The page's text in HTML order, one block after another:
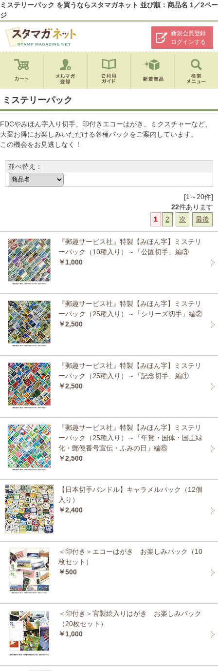
ミステリーパック を買うならスタマガネット 並び順：商品名 1／2ペー
ジ
新規会員登録
ログインする
ミステリーパック
FDCやみほん字入り切手、印付きエコーはがき、ミクスチャーなど、
大変お得にお楽しみいただける各種パックをご案内しています。
この機会をお見逃しなく！
並べ替え：
[1～20件]
22件あります
1
2 次 最後
『郵趣サービス社』特製【みほん字】ミステリ
ーパック（10種入り）～「公園切手」編③
￥1,000
『郵趣サービス社』特製【みほん字】ミステリ
ーパック（25種入り）～「シリーズ切手」編②
￥2,500
『郵趣サービス社』特製【みほん字】ミステリ
ーパック（25種入り）～「記念切手」編①
￥2,500
『郵趣サービス社』特製【みほん字】ミステリ
ーパック（25種入り）～「年賀・国体・国土緑
化・郵便番号宣伝・ふみの日」編⑥
￥2,500
【日本切手バンドル】キャラメルパック（12個
入り）
￥2,400
＜印付き＞エコーはがき お楽しみパック（10
枚セット）
￥500
＜印付き＞官製絵入りはがき お楽しみパック
（20枚セット）
￥1,000